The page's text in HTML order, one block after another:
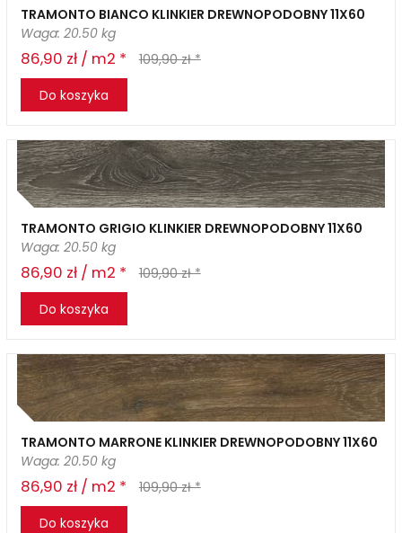
TRAMONTO BIANCO KLINKIER DREWNOPODOBNY 11X60
Waga: 20.50 kg
86,90 zł / m2 *
109,90 zł *
Do koszyka
TRAMONTO GRIGIO KLINKIER DREWNOPODOBNY 11X60
Waga: 20.50 kg
86,90 zł / m2 *
109,90 zł *
Do koszyka
TRAMONTO MARRONE KLINKIER DREWNOPODOBNY 11X60
Waga: 20.50 kg
86,90 zł / m2 *
109,90 zł *
Do koszyka